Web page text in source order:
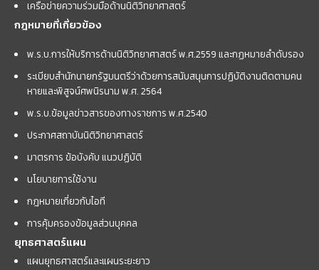
เครือข่ายความร่วมมือด้านนิติวิทยาศาสตร์
กฎหมายที่เกี่ยวข้อง
พ.ร.บ.การให้บริการด้านนิติวิทยาศาสตร์ พ.ศ.2559 และกฏหมายลำดับรอง
ระเบียบสำนักนายกรัฐมนตรีว่าด้วยการสนับสนุนการปฏิบัติงานติดตามคน
หายและพิสูจน์ศพนิรนาม พ.ศ. 2564
พ.ร.บ.ข้อมูลข่าวสารของทางราชการ พ.ศ.2540
ประกาศสถาบันนิติวิทยาศาสตร์
มาตรการ ข้อบังคับ แนวปฏิบัติ
นโยบายการใช้งาน
กฎหมายเกี่ยวกับไอที
การคุ้มครองข้อมูลส่วนบุคคล
ยุทธศาสตร์แผน
แผนยุทธศาสตร์และแผนระยะยาว